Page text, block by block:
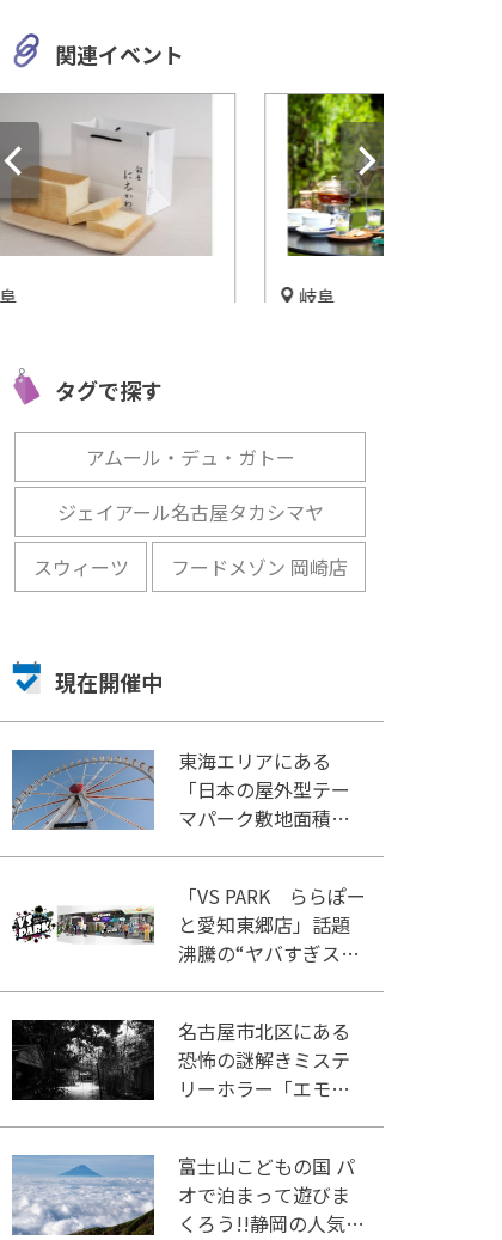
岐阜
映画「君の名は。」で注目さ
れた体験もできる！「飛騨古
川さくら物産館」
静岡
大正時代を代表する
山牧水について知る
水記念館」
関連イベント
ーを販売
タグで探す
アムール・デュ・ガトー
ジェイアール名古屋タカシマヤ
スウィーツ
フードメゾン 岡崎店
現在開催中
東海エリアにある
「日本の屋外型テー
マパーク敷地面積ラ
「VS PARK ららぽー
と愛知東郷店」話題
沸騰の“ヤバすぎスポ
名古屋市北区にある
恐怖の謎解きミステ
リーホラー「エモい
富士山こどもの国 パ
オで泊まって遊びま
くろう!!静岡の人気冒